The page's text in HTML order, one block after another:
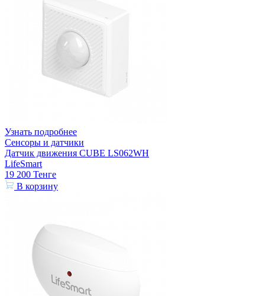
Узнать подробнее
Сенсоры и датчики
Датчик движения CUBE LS062WH
LifeSmart
19 200 Тенге
В корзину